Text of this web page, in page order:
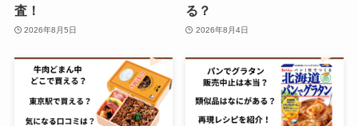
査！
2026年8月5日
る？
2026年8月4日